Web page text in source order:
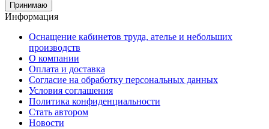
Принимаю
Информация
Оснащение кабинетов труда, ателье и небольших
производств
О компании
Оплата и доставка
Согласие на обработку персональных данных
Условия соглашения
Политика конфиденциальности
Стать автором
Новости